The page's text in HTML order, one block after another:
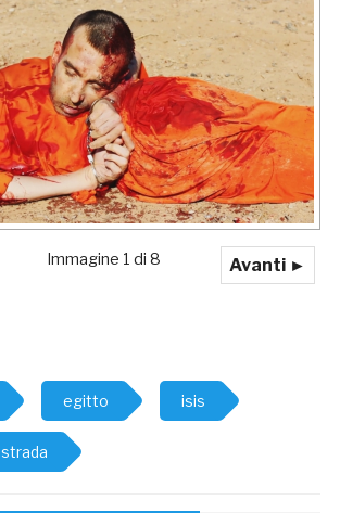
Avanti ►
Immagine 1 di 8
egitto isis
strada